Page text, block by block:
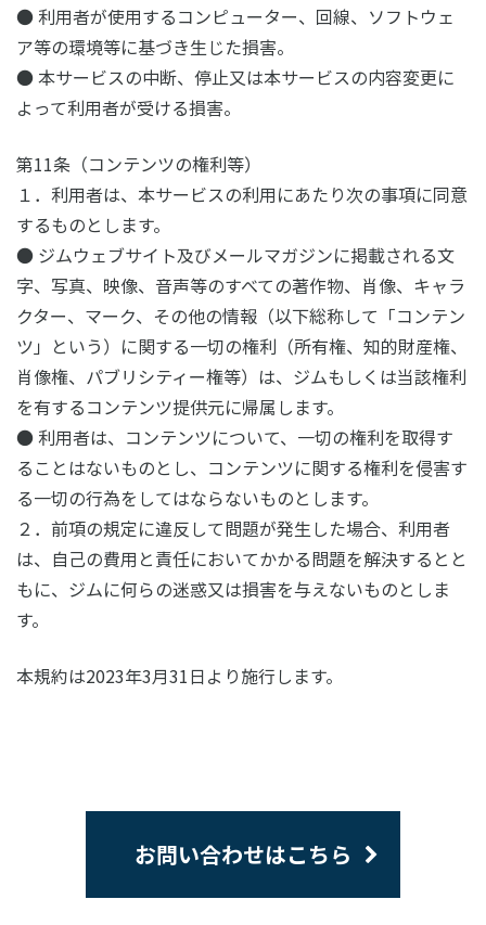
● 利用者が使用するコンピューター、回線、ソフトウェ
ア等の環境等に基づき生じた損害。
● 本サービスの中断、停止又は本サービスの内容変更に
よって利用者が受ける損害。
第11条（コンテンツの権利等）
１．利用者は、本サービスの利用にあたり次の事項に同意
するものとします。
● ジムウェブサイト及びメールマガジンに掲載される文
字、写真、映像、音声等のすべての著作物、肖像、キャラ
クター、マーク、その他の情報（以下総称して「コンテン
ツ」という）に関する一切の権利（所有権、知的財産権、
肖像権、パブリシティー権等）は、ジムもしくは当該権利
を有するコンテンツ提供元に帰属します。
● 利用者は、コンテンツについて、一切の権利を取得す
ることはないものとし、コンテンツに関する権利を侵害す
る一切の行為をしてはならないものとします。
２．前項の規定に違反して問題が発生した場合、利用者
は、自己の費用と責任においてかかる問題を解決するとと
もに、ジムに何らの迷惑又は損害を与えないものとしま
す。
本規約は2023年3月31日より施行します。
お問い合わせはこちら